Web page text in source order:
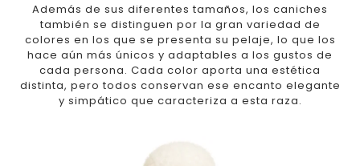
Además de sus diferentes tamaños, los caniches
también se distinguen por la gran variedad de
colores en los que se presenta su pelaje, lo que los
hace aún más únicos y adaptables a los gustos de
cada persona. Cada color aporta una estética
distinta, pero todos conservan ese encanto elegante
y simpático que caracteriza a esta raza.